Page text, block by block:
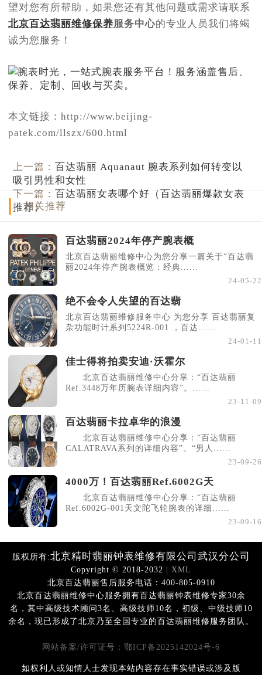
望对您有所帮助，如果您还有其他问题或需求请联系
北京百达翡丽维修保养服务中心的专业人员我们将竭
诚为您服务！
本文链接：http://www.beijing-
patek.com/llszx/600.html
上一篇：百达翡丽 Aquanaut 腕表系列如何转变以
吸引男性和女性
下一篇：百达翡丽女表哪个好（百达翡丽爆款女表
推荐）
相关推荐
百达翡丽2024年停产腕表概
北京百达翡丽维修中心为您分享一篇关于“百达翡
丽2024年停产腕表概览：经典......
24-05-22
绝不会令人失望的百达翡
北京百达翡丽维修服务中心 为您分享 百达翡丽复
杂功能时计系列5224R-001 ，百达......
24-01-11
佳士得将拍卖安迪·沃霍尔
北京百达翡丽维修中心分享：“百达翡丽
Ref.3448万年历腕表详细内容”。......
23-11-09
百达翡丽卡拉卓华的浪漫
北京百达翡丽维修中心分享：“百达翡丽
CALATRAVA系列的详细内容”。“男人......
23-09-26
4000万！百达翡丽Ref.6002G天
北京百达翡丽维修中心分享：“百达翡丽
Ref.6002G-001天文陀飞轮腕表的详细......
23-09-16
版权所有:北京精时翡丽钟表维修有限公司武汉分公司
Copyright © 2018-2032 | XML
北京百达翡丽售后服务电话：400-805-0910
北京百达翡丽维修中心服务拥有百达翡丽钟表维修专家30余
名，其中高级技术顾问3名、高级技师10名，初级、中级技师10
余名，现已形成了北京乃至全国专业的百达翡丽维修服务团队。
网站备案/许可证号：鄂ICP备2025142024号-6
如权利人或知情人士发现本站内容存在事实错误或涉及版